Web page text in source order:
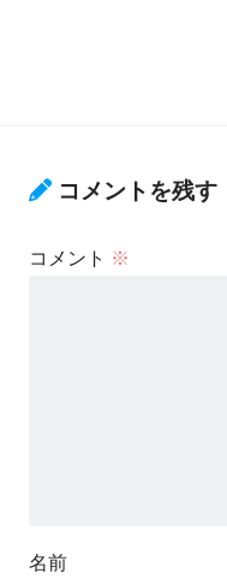
コメントを残す
コメント ※
名前